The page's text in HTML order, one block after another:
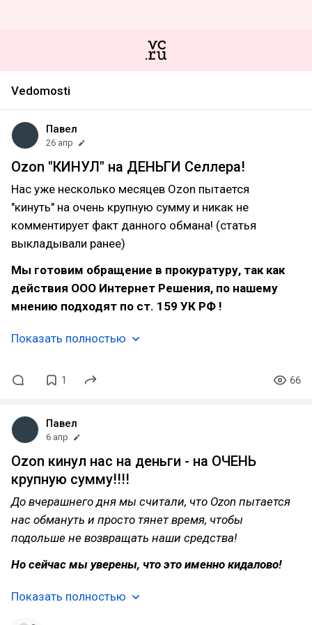
Vedomosti
Павел
26 апр
Ozon "КИНУЛ" на ДЕНЬГИ Селлера!
Нас уже несколько месяцев Ozon пытается
"кинуть" на очень крупную сумму и никак не
комментирует факт данного обмана! (статья
выкладывали ранее)
Мы готовим обращение в прокуратуру, так как
действия ООО Интернет Решения, по нашему
мнению подходят по ст. 159 УК РФ !
Показать полностью
1 66
Павел
6 апр
Ozon кинул нас на деньги - на ОЧЕНЬ
крупную сумму!!!!
До вчерашнего дня мы считали, что Ozon пытается
нас обмануть и просто тянет время, чтобы
подольше не возвращать наши средства!
Но сейчас мы уверены, что это именно кидалово!
Показать полностью